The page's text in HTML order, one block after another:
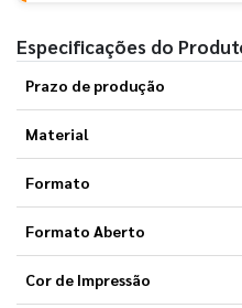
Especificações do
Prazo de produção
Material
Formato
Formato Aberto
Cor de Impressão